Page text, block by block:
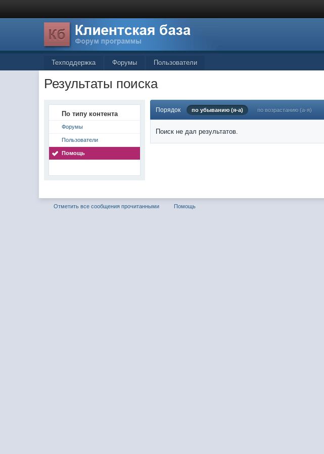
Техподдержка Форумы Пользователи
Результаты поиска
По типу контента
Форумы
Пользователи
Помощь
Порядок по убыванию (я-а) по возрастанию (а-я)
Поиск не дал результатов.
Отметить все сообщения прочитанными Помощь